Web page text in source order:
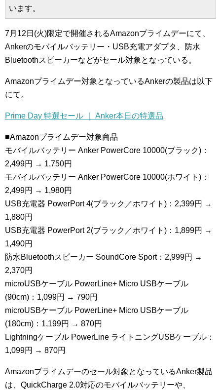
います。
7月12日(火)限定で開催されるAmazonプライムデーにて、
Ankerのモバイルバッテリー・USB充電アダプタ、防水
Bluetoothスピーカーなどがセール対象となっている。
Amazonプライムデー対象となっているAnkerの製品は以下
にて。
Prime Day 特選セール ｜ Anker本日の特選品
■Amazonプライムデー対象商品
モバイルバッテリー Anker PowerCore 10000(ブラック)：
2,499円 → 1,750円
モバイルバッテリー Anker PowerCore 10000(ホワイト)：
2,499円 → 1,980円
USB充電器 PowerPort 4(ブラック／ホワイト)：2,399円 →
1,880円
USB充電器 PowerPort 2(ブラック／ホワイト)：1,899円 →
1,490円
防水Bluetoothスピーカー SoundCore Sport：2,999円 →
2,370円
microUSBケーブル PowerLine+ Micro USBケーブル
(90cm)：1,099円 → 790円
microUSBケーブル PowerLine+ Micro USBケーブル
(180cm)：1,199円 → 870円
Lightningケーブル PowerLine ライトニングUSBケーブル：
1,099円 → 870円
Amazonプライムデーのセール対象となっているAnker製品
は、QuickCharge 2.0対応のモバイルバッテリーや、